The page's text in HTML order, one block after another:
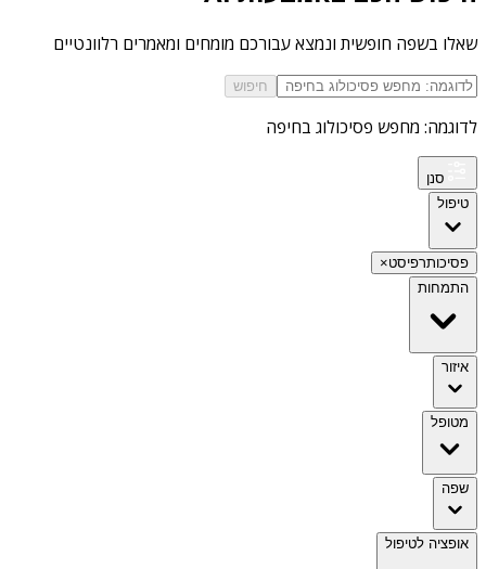
שאלו בשפה חופשית ונמצא עבורכם מומחים ומאמרים רלוונטיים
חיפוש
לדוגמה: מחפש פסיכולוג בחיפה
סנן
טיפול
פסיכותרפיסט×
התמחות
איזור
מטופל
שפה
אופציה לטיפול